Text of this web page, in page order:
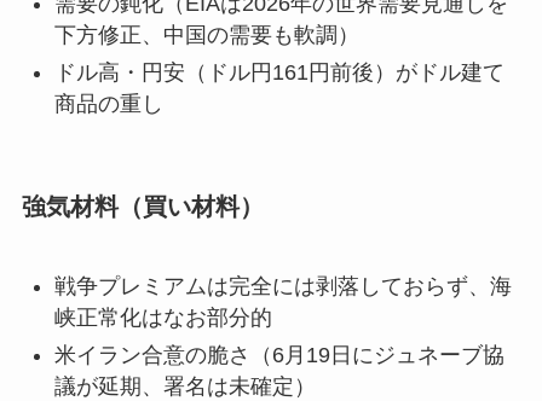
下方修正、中国の需要も軟調）
ドル高・円安（ドル円161円前後）がドル建て
商品の重し
強気材料（買い材料）
戦争プレミアムは完全には剥落しておらず、海
峡正常化はなお部分的
米イラン合意の脆さ（6月19日にジュネーブ協
議が延期、署名は未確定）